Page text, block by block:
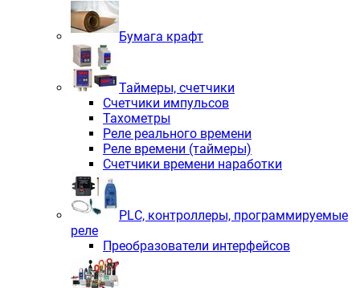
Бумага крафт
Таймеры, счетчики
Счетчики импульсов
Тахометры
Реле реального времени
Реле времени (таймеры)
Счетчики времени наработки
PLС, контроллеры, программируемые
реле
Преобразователи интерфейсов